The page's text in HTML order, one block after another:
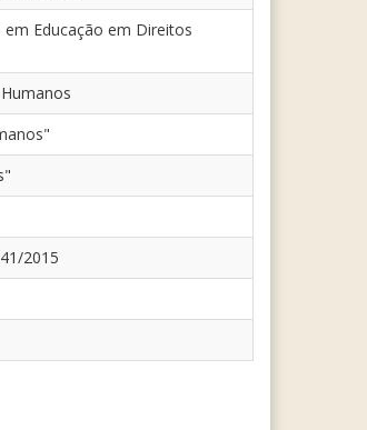
Educação em Direitos
2015